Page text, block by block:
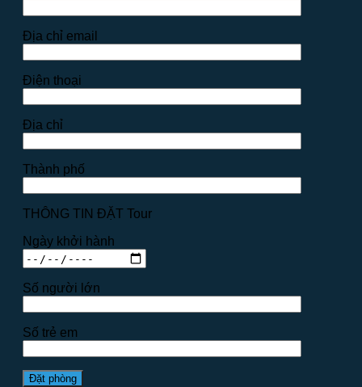
Địa chỉ email
Điện thoại
Địa chỉ
Thành phố
THÔNG TIN ĐẶT Tour
Ngày khởi hành
Số người lớn
Số trẻ em